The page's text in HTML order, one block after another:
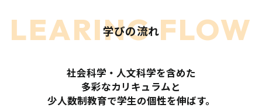
LEARING FLOW
学びの流れ
社会科学・人文科学を含めた
多彩なカリキュラムと
少人数制教育で学生の個性を伸ばす。